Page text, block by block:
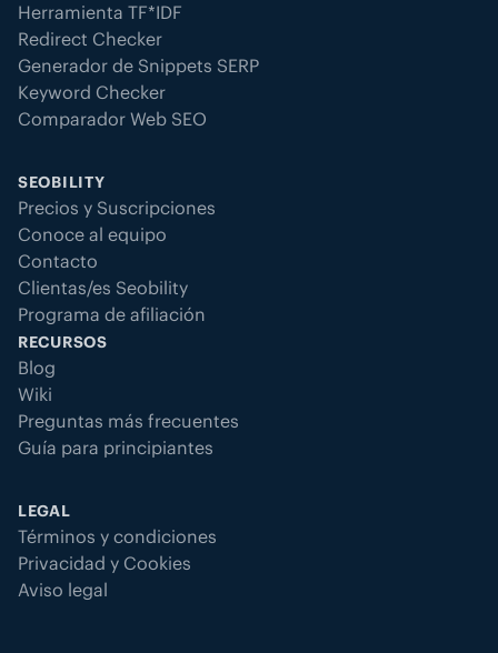
Herramienta TF*IDF
Redirect Checker
Generador de Snippets SERP
Keyword Checker
Comparador Web SEO
SEOBILITY
Precios y Suscripciones
Conoce al equipo
Contacto
Clientas/es Seobility
Programa de afiliación
RECURSOS
Blog
Wiki
Preguntas más frecuentes
Guía para principiantes
LEGAL
Términos y condiciones
Privacidad y Cookies
Aviso legal